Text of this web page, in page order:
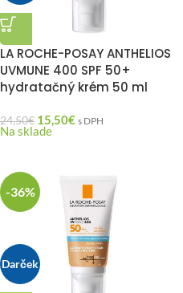
LA ROCHE-POSAY ANTHELIOS
UVMUNE 400 SPF 50+
hydratačný krém 50 ml
24,50€ 15,50€ s DPH
Na sklade
Darček
-36%